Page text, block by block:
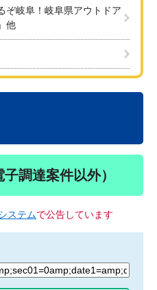
ぞ岐阜！岐阜県アウトドア
他
調達案件以外）
ステムで公告しています